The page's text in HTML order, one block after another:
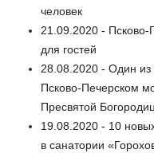
человек
21.09.2020 - Псково-
для гостей
28.08.2020 - Один из
Псково-Печерском
Пресвятой
19.08.2020 - 10
в санатории